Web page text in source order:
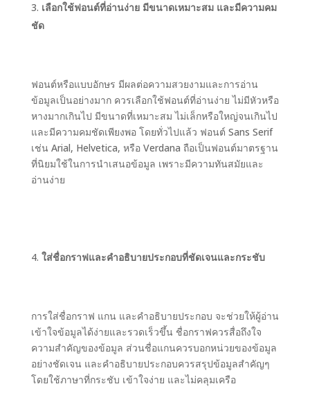
เลือกใช้ฟอนต์ที่อ่านง่าย มีขนาดเหมาะสม และมีความคม
ชัด
ฟอนต์หรือแบบอักษร มีผลต่อความสวยงามและการอ่าน
ข้อมูลเป็นอย่างมาก ควรเลือกใช้ฟอนต์ที่อ่านง่าย ไม่มีหัวหรือ
หางมากเกินไป มีขนาดที่เหมาะสม ไม่เล็กหรือใหญ่จนเกินไป
และมีความคมชัดเพียงพอ โดยทั่วไปแล้ว ฟอนต์ Sans Serif
เช่น Arial, Helvetica, หรือ Verdana ถือเป็นฟอนต์มาตรฐาน
ที่นิยมใช้ในการนำเสนอข้อมูล เพราะมีความทันสมัยและ
อ่านง่าย
ใส่ชื่อกราฟและคำอธิบายประกอบที่ชัดเจนและกระชับ
การใส่ชื่อกราฟ แกน และคำอธิบายประกอบ จะช่วยให้ผู้อ่าน
เข้าใจข้อมูลได้ง่ายและรวดเร็วขึ้น ชื่อกราฟควรสื่อถึงใจ
ความสำคัญของข้อมูล ส่วนชื่อแกนควรบอกหน่วยของข้อมูล
อย่างชัดเจน และคำอธิบายประกอบควรสรุปข้อมูลสำคัญๆ
โดยใช้ภาษาที่กระชับ เข้าใจง่าย และไม่คลุมเครือ